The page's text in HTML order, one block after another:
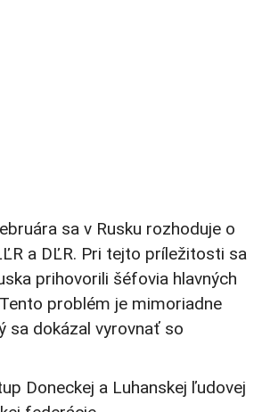
sa v Rusku rozhoduje o
a DĽR. Pri tejto príležitosti sa
prihovorili šéfovia hlavných
problém je mimoriadne
sa dokázal vyrovnať so
Doneckej a Luhanskej ľudovej